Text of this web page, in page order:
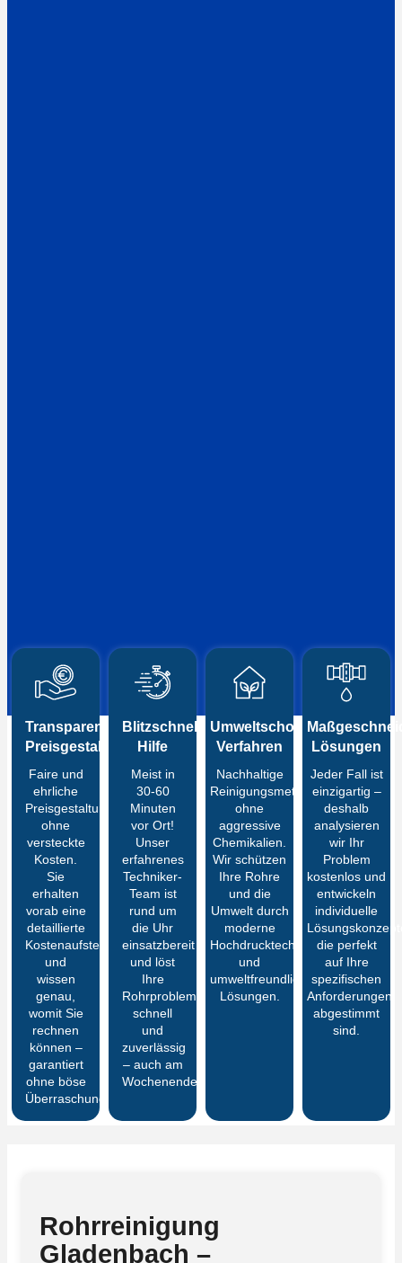
Transparente
Preisgestaltung
Faire und
ehrliche
Preisgestaltung
ohne
versteckte
Kosten.
Sie
erhalten
vorab eine
detaillierte
Kostenaufstellung
und
wissen
genau,
womit Sie
rechnen
können –
garantiert
ohne böse
Überraschungen
Blitzschnelle
Hilfe
Meist in
30-60
Minuten
vor Ort!
Unser
erfahrenes
Techniker-
Team ist
rund um
die Uhr
einsatzbereit
und löst
Ihre
Rohrprobleme
schnell
und
zuverlässig
– auch am
Wochenende.
Umweltschonende
Verfahren
Nachhaltige
Reinigungsmethoden
ohne
aggressive
Chemikalien.
Wir schützen
Ihre Rohre
und die
Umwelt durch
moderne
Hochdrucktechnik
und
umweltfreundliche
Lösungen.
Lösungen
Jeder Fall ist
einzigartig –
deshalb
analysieren
wir Ihr
Problem
kostenlos und
entwickeln
individuelle
die perfekt
auf Ihre
spezifischen
Anforderungen
abgestimmt
sind.
Rohrreinigung
Gladenbach –